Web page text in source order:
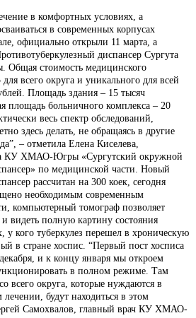
в комфортных условиях, а
в современных корпусах
официально открыли 11 марта, а
диспансер Сургута
Общая стоимость медицинского
всего округа и уникального для всей
Площадь здания – 15 тысяч
площадь больничного комплекса – 20
весь спектр обследований,
здесь делать, не обращаясь в другие
– отметила Елена Киселева,
КУ ХМАО-Югры «Сургутский окружной
по медицинской части. Новый
рассчитан на 300 коек, сегодня
необходимым современным
компьютерный томограф позволяет
видеть полную картину состояния
у кого туберкулез перешел в хроническую
в стране хоспис. “Первый пост хосписа
и к концу января мы откроем
в полном режиме. Там
всего округа, которые нуждаются в
будут находиться в этом
Самохвалов, главный врач КУ ХМАО-